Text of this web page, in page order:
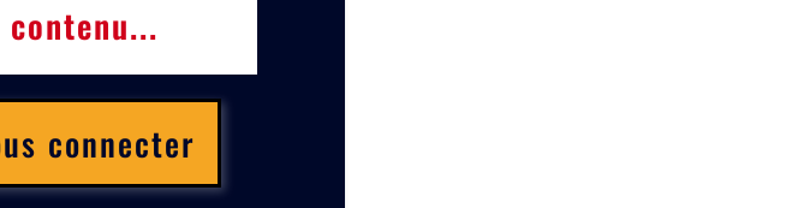
connecter